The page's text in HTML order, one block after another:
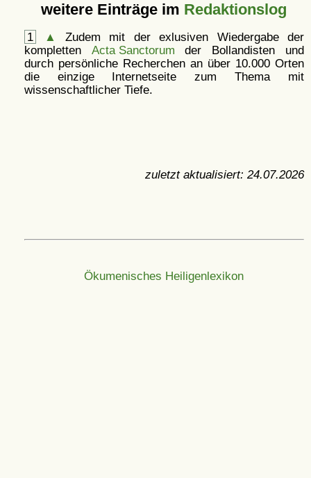
weitere Einträge im Redaktionslog
1 ▲
Zudem mit der exlusiven Wiedergabe der
kompletten Acta Sanctorum der Bollandisten und
durch persönliche Recherchen an über 10.000 Orten
die einzige Internetseite zum Thema mit
wissenschaftlicher Tiefe.
zuletzt aktualisiert: 24.07.2026
Ökumenisches Heiligenlexikon